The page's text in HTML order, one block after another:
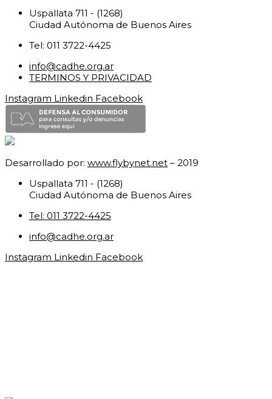
Uspallata 711 - (1268)
Ciudad Autónoma de Buenos Aires
Tel: 011 3722-4425
info@cadhe.org.ar
TERMINOS Y PRIVACIDAD
Instagram Linkedin Facebook
Desarrollado por: www.flybynet.net – 2019
Uspallata 711 - (1268)
Ciudad Autónoma de Buenos Aires
Tel: 011 3722-4425
info@cadhe.org.ar
Instagram Linkedin Facebook